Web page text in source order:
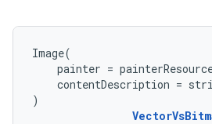
Image(
painter =
contentDescription =
)